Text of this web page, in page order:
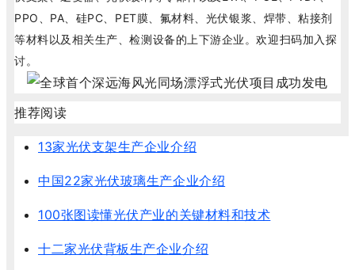
PPO、PA、硅PC、PET膜、氟材料、光伏银浆、焊带、粘接剂
等材料以及相关生产、检测设备的上下游企业。欢迎扫码加入探
讨。
推荐阅读
13家光伏支架生产企业介绍
中国22家光伏玻璃生产企业介绍
100张图读懂光伏产业的关键材料和技术
十二家光伏背板生产企业介绍